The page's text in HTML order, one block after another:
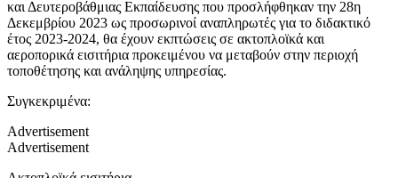
και Δευτεροβάθμιας Εκπαίδευσης που προσλήφθηκαν την 28η
Δεκεμβρίου 2023 ως προσωρινοί αναπληρωτές για το διδακτικό
έτος 2023-2024, θα έχουν εκπτώσεις σε ακτοπλοϊκά και
αεροπορικά εισιτήρια προκειμένου να μεταβούν στην περιοχή
τοποθέτησης και ανάληψης υπηρεσίας.
Συγκεκριμένα:
Advertisement
Advertisement